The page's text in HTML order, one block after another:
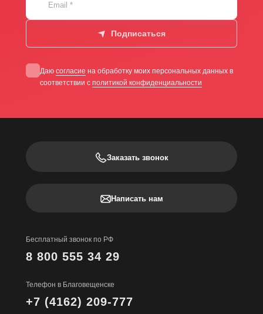
Email *
Подписаться
Даю согласие на обработку моих персональных данных в
соответствии с политикой конфиденциальности
Заказать звонок
Написать нам
Бесплатный звонок по РФ
8 800 555 34 29
Телефон в Благовещенске
+7 (4162) 209-777